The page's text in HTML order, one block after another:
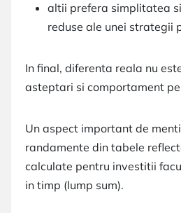
altii prefera simplitatea
reduse ale unei strategii
In final, diferenta reala nu
asteptari si comportament
Un aspect important de
randamente din tabele
calculate pentru investitii
in timp (lump sum).